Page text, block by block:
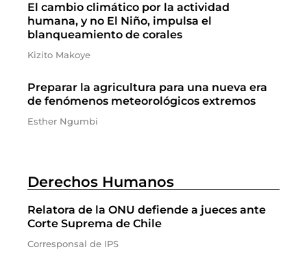
El cambio climático por la actividad
humana, y no El Niño, impulsa el
blanqueamiento de corales
Kizito Makoye
Preparar la agricultura para una nueva era
de fenómenos meteorológicos extremos
Esther Ngumbi
Derechos Humanos
Relatora de la ONU defiende a jueces ante
Corte Suprema de Chile
Corresponsal de IPS